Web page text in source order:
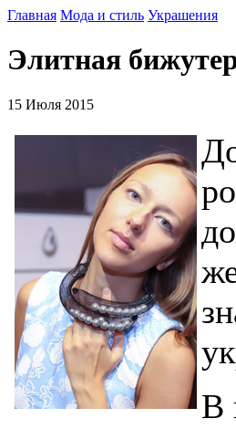
Главная Мода и стиль Украшения
Элитная
15 Июля 2015
В